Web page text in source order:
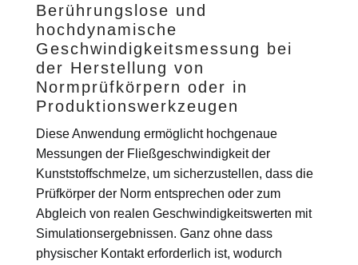
Berührungslose und
hochdynamische
Geschwindigkeitsmessung bei
der Herstellung von
Normprüfkörpern oder in
Produktionswerkzeugen
Diese Anwendung ermöglicht hochgenaue
Messungen der Fließgeschwindigkeit der
Kunststoffschmelze, um sicherzustellen, dass die
Prüfkörper der Norm entsprechen oder zum
Abgleich von realen Geschwindigkeitswerten mit
Simulationsergebnissen. Ganz ohne dass
physischer Kontakt erforderlich ist, wodurch